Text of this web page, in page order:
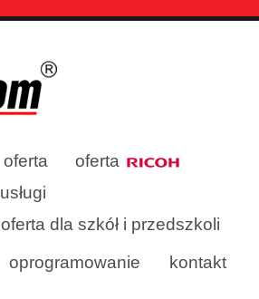
oferta
oferta
usługi
oferta dla szkół i przedszkoli
oprogramowanie kontakt